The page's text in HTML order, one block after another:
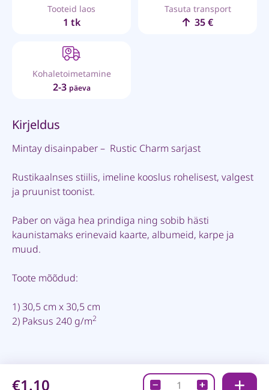
Tooteid laos
1 tk
Tasuta transport
35 €
Kohaletoimetamine
2-3 päeva
Kirjeldus
Mintay disainpaber – Rustic Charm sarjast
Rustikaalnses stiilis, imeline kooslus rohelisest, valgest
ja pruunist toonist.
Paber on väga hea prindiga ning sobib hästi
kaunistamaks erinevaid kaarte, albumeid, karpe ja
muud.
Toote mõõdud:
1) 30,5 cm x 30,5 cm
2) Paksus 240 g/m2
€1.10
Disainpaber